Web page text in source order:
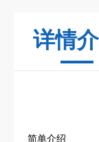
详情
简单介绍